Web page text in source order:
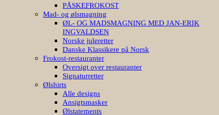
PÅSKEFROKOST
Mad- og ølsmagning
ØL- OG MADSMAGNING MED JAN-ERIK
INGVALDSEN
Norske juleretter
Danske Klassikere på Norsk
Frokost-restauranter
Oversigt over restauranter
Signaturretter
Ølshirts
Alle designs
Ansigtsmasker
Ølstatements